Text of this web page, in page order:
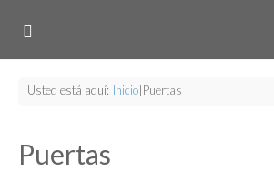
Usted está aquí: Inicio Puertas
Puertas